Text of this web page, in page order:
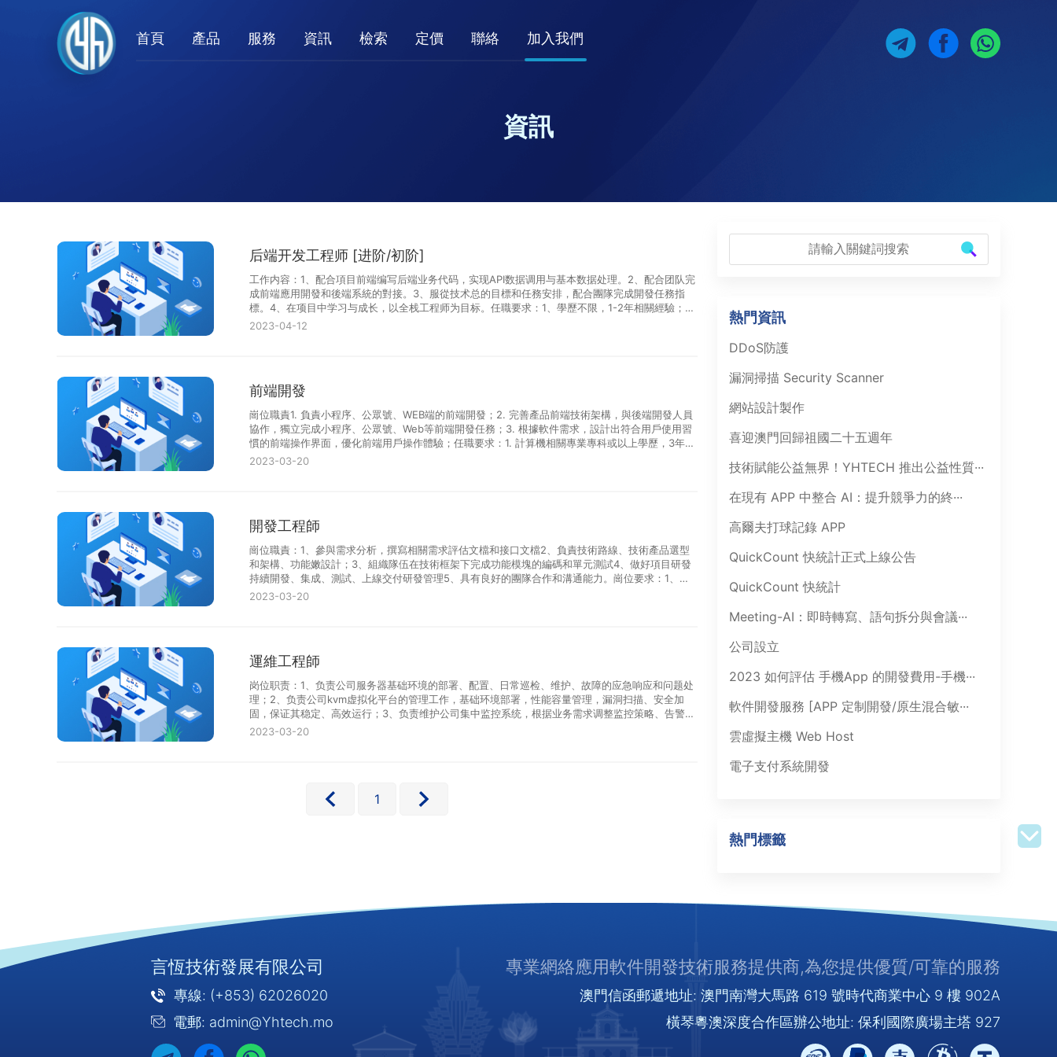
首頁 產品 服務 資訊 檢索 定價 聯絡 加入我們
資訊
后端开发工程师 [进阶/初阶]
工作内容：1、配合項目前端编写后端业务代码，实现API数据调用与基本数据处理。2、配合团队完
成前端應用開發和後端系統的對接。3、服從技术总的目標和任務安排，配合團隊完成開發任務指
標。4、在项目中学习与成长，以全栈工程师为目标。任職要求：1、學歷不限，1-2年相關經驗；
2、认识基本开发工具···
2023-04-12
前端開發
崗位職責1. 負責小程序、公眾號、WEB端的前端開發；2. 完善產品前端技術架構，與後端開發人員
協作，獨立完成小程序、公眾號、Web等前端開發任務；3. 根據軟件需求，設計出符合用戶使用習
慣的前端操作界面，優化前端用戶操作體驗；任職要求：1. 計算機相關專業專科或以上學歷，3年及
以上前端開發經驗···
2023-03-20
開發工程師
崗位職責：1、參與需求分析，撰寫相關需求評估文檔和接口文檔2、負責技術路線、技術產品選型
和架構、功能嫩設計；3、組織隊伍在技術框架下完成功能模塊的編碼和單元測試4、做好項目研發
持續開發、集成、測試、上線交付研發管理5、具有良好的團隊合作和溝通能力。崗位要求：1、學
歷不限，4年以上Web···
2023-03-20
運維工程師
岗位职责：1、负责公司服务器基础环境的部署、配置、日常巡检、维护、故障的应急响应和问题处
理；2、负责公司kvm虚拟化平台的管理工作，基础环境部署，性能容量管理，漏洞扫描、安全加
固，保证其稳定、高效运行；3、负责维护公司集中监控系统，根据业务需求调整监控策略、告警阀
值，处理告警信息和···
2023-03-20
1
熱門資訊
DDoS防護
漏洞掃描 Security Scanner
網站設計製作
喜迎澳門回歸祖國二十五週年
技術賦能公益無界！YHTECH 推出公益性質···
在現有 APP 中整合 AI：提升競爭力的終···
高爾夫打球記錄 APP
QuickCount 快統計正式上線公告
QuickCount 快統計
Meeting-AI：即時轉寫、語句拆分與會議···
公司設立
2023 如何評估 手機App 的開發費用-手機···
軟件開發服務 [APP 定制開發/原生混合敏···
雲虛擬主機 Web Host
電子支付系統開發
熱門標籤
言恆技術發展有限公司
專線: (+853) 62026020
電郵: admin@Yhtech.mo
專業網絡應用軟件開發技術服務提供商,為您提供優質/可靠的服務
澳門信函郵遞地址: 澳門南灣大馬路 619 號時代商業中心 9 樓 902A
橫琴粵澳深度合作區辦公地址: 保利國際廣場主塔 927